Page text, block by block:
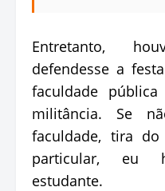
Entretanto,
defendesse a
faculdade
militância. Se
faculdade, tira
particular, eu
estudante.